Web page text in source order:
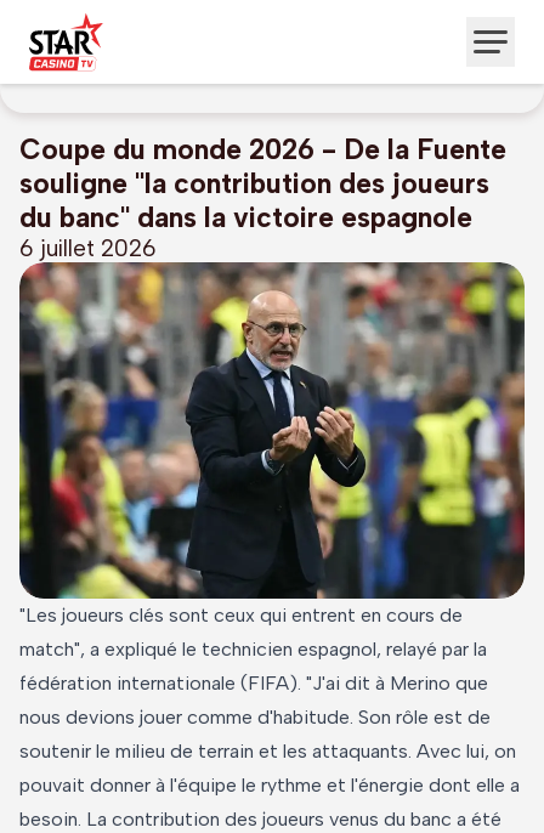
Coupe du monde 2026 - De la Fuente
souligne "la contribution des joueurs
du banc" dans la victoire espagnole
6 juillet 2026
"Les joueurs clés sont ceux qui entrent en cours de
match", a expliqué le technicien espagnol, relayé par la
fédération internationale (FIFA). "J'ai dit à Merino que
nous devions jouer comme d'habitude. Son rôle est de
soutenir le milieu de terrain et les attaquants. Avec lui, on
pouvait donner à l'équipe le rythme et l'énergie dont elle a
besoin. La contribution des joueurs venus du banc a été